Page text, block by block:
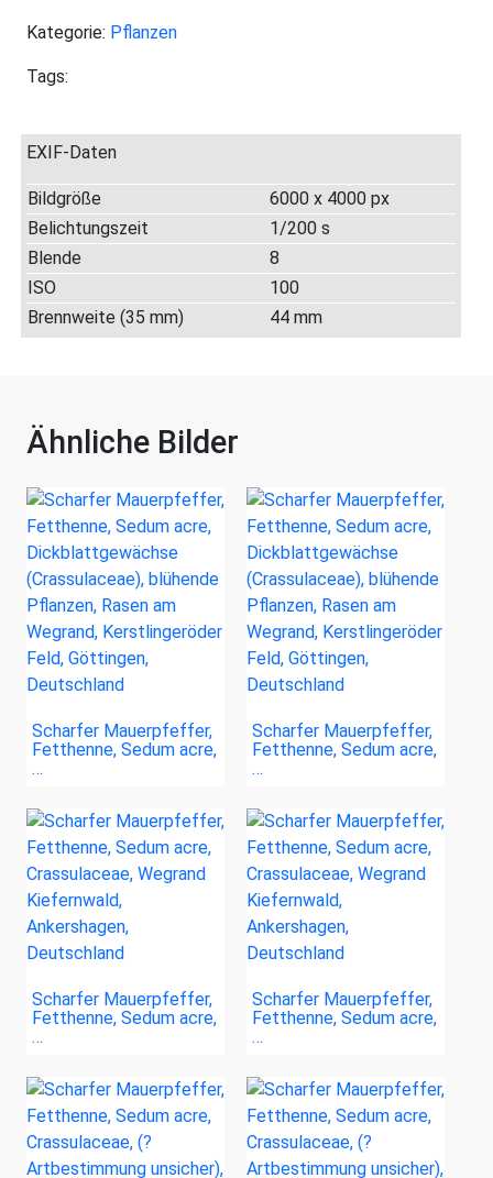
Kategorie: Pflanzen
Tags:
EXIF-Daten
Bildgröße
6000 x 4000 px
Belichtungszeit
1/200 s
Blende
8
ISO
100
Brennweite (35 mm)
44 mm
Ähnliche Bilder
Scharfer Mauerpfeffer,
Fetthenne, Sedum acre,
…
Scharfer Mauerpfeffer,
Fetthenne, Sedum acre,
…
Scharfer Mauerpfeffer,
Fetthenne, Sedum acre,
…
Scharfer Mauerpfeffer,
Fetthenne, Sedum acre,
…